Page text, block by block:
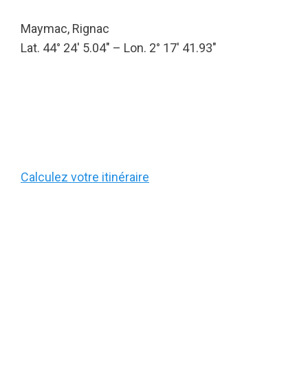
Maymac, Rignac
Lat. 44° 24′ 5.04″ – Lon. 2° 17′ 41.93″
Calculez votre itinéraire